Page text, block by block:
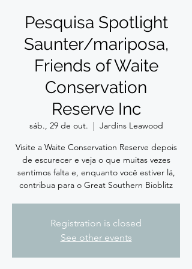
Pesquisa Spotlight
Saunter/mariposa,
Friends of Waite
Conservation
Reserve Inc
sáb., 29 de out.
  |
Jardins Leawood
Visite a Waite Conservation Reserve depois
de escurecer e veja o que muitas vezes
sentimos falta e, enquanto você estiver lá,
contribua para o Great Southern Bioblitz
Registration is closed
See other events